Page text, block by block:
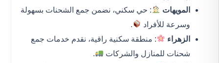
المويهات
: حي سكني، نضمن جمع الشحنات بسهولة
وسرعة للأفراد
.
الزهراء
: منطقة سكنية راقية، نقدم خدمات جمع
شحنات للمنازل والشركات
.